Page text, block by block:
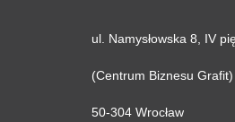
ul. Namysłowska 8, IV
(Centrum Biznesu Grafit)
50-304 Wrocław